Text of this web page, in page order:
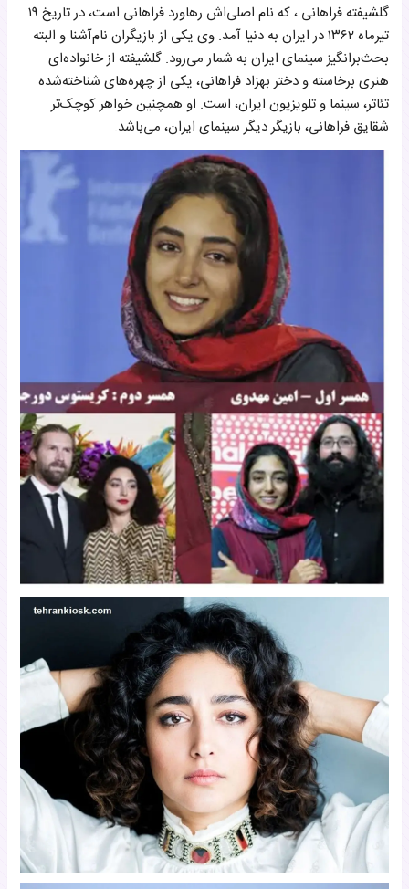
افتخارات و جوایز در سینمای ایران
زندگی شخصی و روابط خانوادگی
حضور در میان جنجال‌ها
گلشیفته فراهانی ، که نام اصلی‌اش رهاورد فراهانی است، در تاریخ ۱۹
تیرماه ۱۳۶۲ در ایران به دنیا آمد. وی یکی از بازیگران نام‌آشنا و البته
بحث‌برانگیز سینمای ایران به شمار می‌رود. گلشیفته از خانواده‌ای
هنری برخاسته و دختر بهزاد فراهانی، یکی از چهره‌های شناخته‌شده
تئاتر، سینما و تلویزیون ایران، است. او همچنین خواهر کوچک‌تر
شقایق فراهانی، بازیگر دیگر سینمای ایران، می‌باشد.